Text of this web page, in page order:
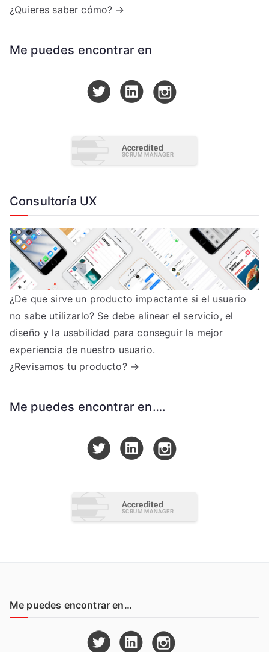
¿Quieres saber cómo? →
Me puedes encontrar en
Consultoría UX
¿De que sirve un producto impactante si el usuario
no sabe utilizarlo? Se debe alinear el servicio, el
diseño y la usabilidad para conseguir la mejor
experiencia de nuestro usuario.
¿Revisamos tu producto? →
Me puedes encontrar en….
Me puedes encontrar en…